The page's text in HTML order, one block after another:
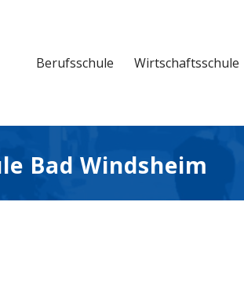
Berufs­schu­le Wirt­schafts­schu­le
Bad Windsheim